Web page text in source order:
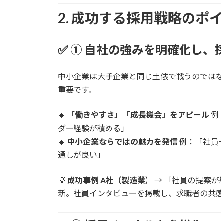
2. 成功する採用戦略のポ
✅① 自社の強みを明確化し、
中小企業は大手企業と同じ土俵で戦うのでは
重要です。
🔸 「働きやすさ」「成長機会」をアピール 例
ダー経験が積める」
🔸 中小企業ならではの魅力を発信例：「社員
通しが良い」
💡 成功事例 A社（製造業）
→ 「社員の提案が
新。社員インタビューを掲載し、求職者の共